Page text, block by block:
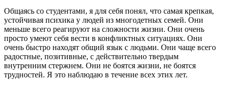
Общаясь со студентами, я для себя понял, что самая крепкая,
устойчивая психика у людей из многодетных семей. Они
меньше всего реагируют на сложности жизни. Они очень
просто умеют себя вести в конфликтных ситуациях. Они
очень быстро находят общий язык с людьми. Они чаще всего
радостные, позитивные, с действительно твердым
внутренним стержнем. Они не боятся жизни, не боятся
трудностей. Я это наблюдаю в течение всех этих лет.